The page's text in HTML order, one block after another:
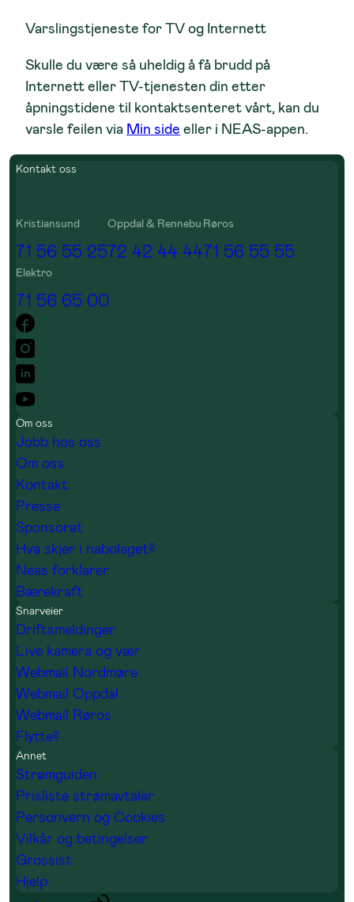
Varslingstjeneste for TV og Internett
Skulle du være så uheldig å få brudd på
Internett eller TV-tjenesten din etter
åpningstidene til kontaktsenteret vårt, kan du
varsle feilen via Min side eller i NEAS-appen.
Kontakt oss
Kristiansund
71 56 55 25
Oppdal & Rennebu
72 42 44 44
Røros
71 56 55 55
Elektro
71 56 65 00
Om oss
Jobb hos oss
Om oss
Kontakt
Presse
Sponsorat
Hva skjer i nabolaget?
Neas forklarer
Bærekraft
Snarveier
Driftsmeldinger
Live kamera og vær
Webmail Nordmøre
Webmail Oppdal
Webmail Røros
Flytte?
Annet
Strømguiden
Prisliste strømavtaler
Personvern og Cookies
Vilkår og betingelser
Grossist
Hjelp